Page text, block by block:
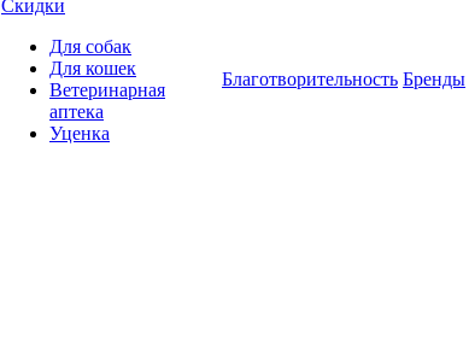
Скидки
Для собак
Для кошек
Ветеринарная
аптека
Уценка
Благотворительность Бренды